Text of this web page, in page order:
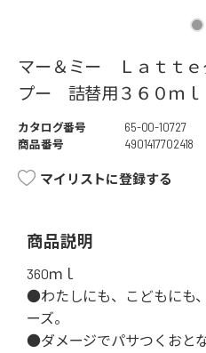
マー＆ミー Ｌａｔｔｅ
プー 詰替用３６０ｍｌ
カタログ番号
65-00-10727
商品番号
4901417702418
マイリストに登録する
商品説明
360ｍｌ
●わたしにも、こどもにも
ーズ。
●ダメージでパサつくおと